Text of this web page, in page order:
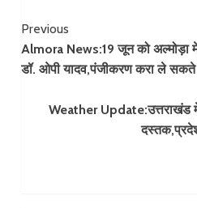
Continue
Reading
Previous
Almora News:19 जून को अल्मोड़ा में
डॉ. ओपी यादव,पंजीकरण करा ले
Weather Update:उत्तराखंड